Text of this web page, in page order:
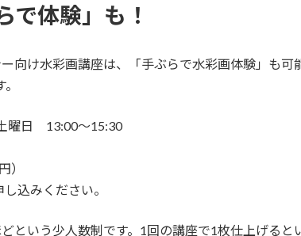
で体験」も！
向け水彩画講座は、「手ぶらで水彩画体験」も可
曜日 13:00～15:30
）
込みください。
という少人数制です。1回の講座で1枚仕上げる